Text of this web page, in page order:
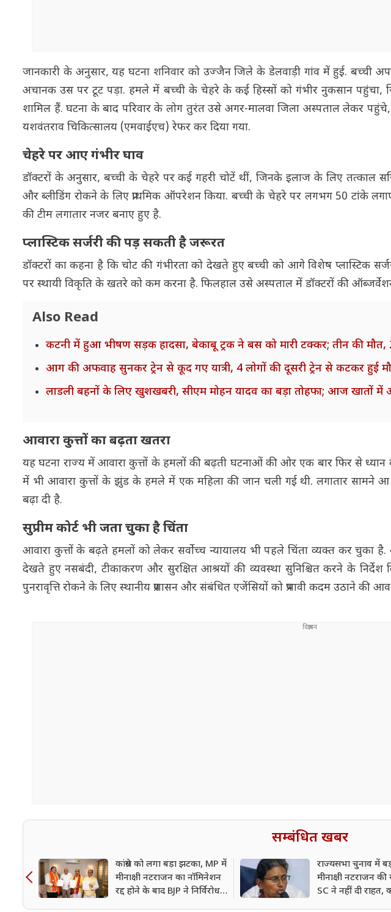
जानकारी के अनुसार, यह घटना शनिवार को उज्जैन जिले के डेलवाड़ी गांव में हुई. बच्ची
अचानक उस पर टूट पड़ा. हमले में बच्ची के चेहरे के कई हिस्सों को गंभीर नुकसान
शामिल हैं. घटना के बाद परिवार के लोग तुरंत उसे अगर-मालवा जिला अस्पताल लेकर पहुंचे,
यशवंतराव चिकित्सालय (एमवाईएच) रेफर कर दिया गया.
चेहरे पर आए गंभीर घाव
डॉक्टरों के अनुसार, बच्ची के चेहरे पर कई गहरी चोटें थीं, जिनके इलाज के लिए तत्काल
और ब्लीडिंग रोकने के लिए प्राथमिक ऑपरेशन किया. बच्ची के चेहरे पर लगभग 50 टांके
की टीम लगातार नजर बनाए हुए है.
प्लास्टिक सर्जरी की पड़ सकती है जरूरत
डॉक्टरों का कहना है कि चोट की गंभीरता को देखते हुए बच्ची को आगे विशेष प्लास्टिक
पर स्थायी विकृति के खतरे को कम करना है. फिलहाल उसे अस्पताल में डॉक्टरों की
Also Read
कटनी में हुआ भीषण सड़क हादसा, बेकाबू ट्रक ने बस को मारी टक्कर; तीन की मौत,
आग की अफवाह सुनकर ट्रेन से कूद गए यात्री, 4 लोगों की दूसरी ट्रेन से कटकर हुई
लाडली बहनों के लिए खुशखबरी, सीएम मोहन यादव का बड़ा तोहफा; आज खातों
आवारा कुत्तों का बढ़ता खतरा
यह घटना राज्य में आवारा कुत्तों के हमलों की बढ़ती घटनाओं की ओर एक बार फिर से ध्यान
में भी आवारा कुत्तों के झुंड के हमले में एक महिला की जान चली गई थी. लगातार सामने आ
बढ़ा दी है.
सुप्रीम कोर्ट भी जता चुका है चिंता
आवारा कुत्तों के बढ़ते हमलों को लेकर सर्वोच्च न्यायालय भी पहले चिंता व्यक्त कर चुका
देखते हुए नसबंदी, टीकाकरण और सुरक्षित आश्रयों की व्यवस्था सुनिश्चित करने के निर्देश
पुनरावृत्ति रोकने के लिए स्थानीय प्रशासन और संबंधित एजेंसियों को प्रभावी कदम उठाने की
सम्बंधित खबर
कांग्रेस को लगा बड़ा झटका, MP में
मीनाक्षी नटराजन का नॉमिनेशन
रद्द होने के बाद BJP ने निर्विरोध
राज्यसभा चुनाव में
मीनाक्षी नटराजन की
SC ने नहीं दी राहत,